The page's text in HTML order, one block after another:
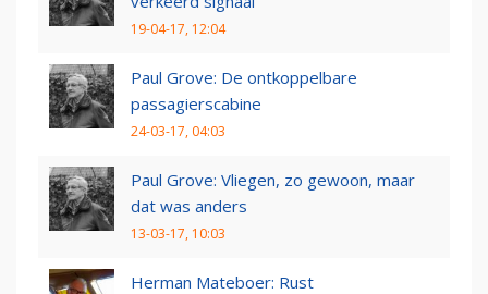
19-04-17, 12:04
Paul Grove: De ontkoppelbare
passagierscabine
24-03-17, 04:03
Paul Grove: Vliegen, zo gewoon, maar
dat was anders
13-03-17, 10:03
Herman Mateboer: Rust